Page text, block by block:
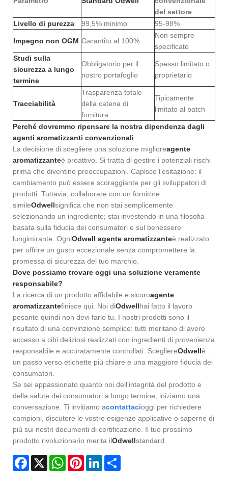
del settore
Livello di purezza
99,5% minimo 95-98%
Impegno non OGM Garantito al 100%.
Non sempre
specificato
Studi sulla
sicurezza a lungo
termine
Obbligatorio per il
nostro portafoglio
Spesso limitato o
proprietario
Tracciabilità
Trasparenza totale
della catena di
fornitura
Tipicamente
limitato al batch
Perché dovremmo ripensare la nostra dipendenza dagli
agenti aromatizzanti convenzionali
La decisione di scegliere una soluzione miglioreagente
aromatizzanteè proattivo. Si tratta di gestire i potenziali rischi
prima che diventino preoccupazioni. Capisco l'esitazione: il
cambiamento può essere scoraggiante per gli sviluppatori di
prodotti. Tuttavia, collaborare con un fornitore
simileOdwellsignifica che non stai semplicemente
selezionando un ingrediente; stai investendo in una filosofia
basata sulla fiducia dei consumatori e sul benessere
lungimirante. OgniOdwell agente aromatizzanteè realizzato
per offrire un gusto eccezionale senza compromettere la
promessa di sicurezza del tuo marchio.
Dove possiamo trovare oggi una soluzione veramente
responsabile?
La ricerca di un prodotto affidabile e sicuroagente
aromatizzantefinisce qui. Noi diOdwellhai fatto il lavoro
pesante quindi non devi farlo tu. I nostri prodotti sono il
risultato di una convinzione semplice: tutti meritano di avere
accesso a cibi deliziosi realizzati con ingredienti di provenienza
responsabile e accuratamente controllati. ScegliereOdwellè
un passo verso etichette più chiare e una maggiore fiducia dei
consumatori.
Se sei appassionato quanto noi dell’integrità del prodotto e
della salute dei consumatori a lungo termine, iniziamo una
conversazione. Ti invitiamo acontattacioggi per richiedere
campioni, discutere le vostre esigenze applicative o saperne di
più sui nostri documenti di certificazione. Il tuo prossimo
prodotto rivoluzionario merita ilOdwellstandard.
Facebook
X WhatsAppPinterestLinkedIn